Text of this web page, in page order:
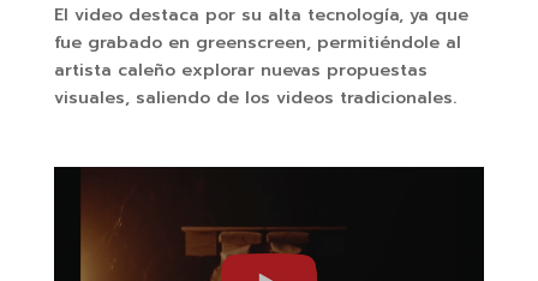
El video destaca por su alta tecnología, ya que
fue grabado en greenscreen, permitiéndole al
artista caleño explorar nuevas propuestas
visuales, saliendo de los videos tradicionales.